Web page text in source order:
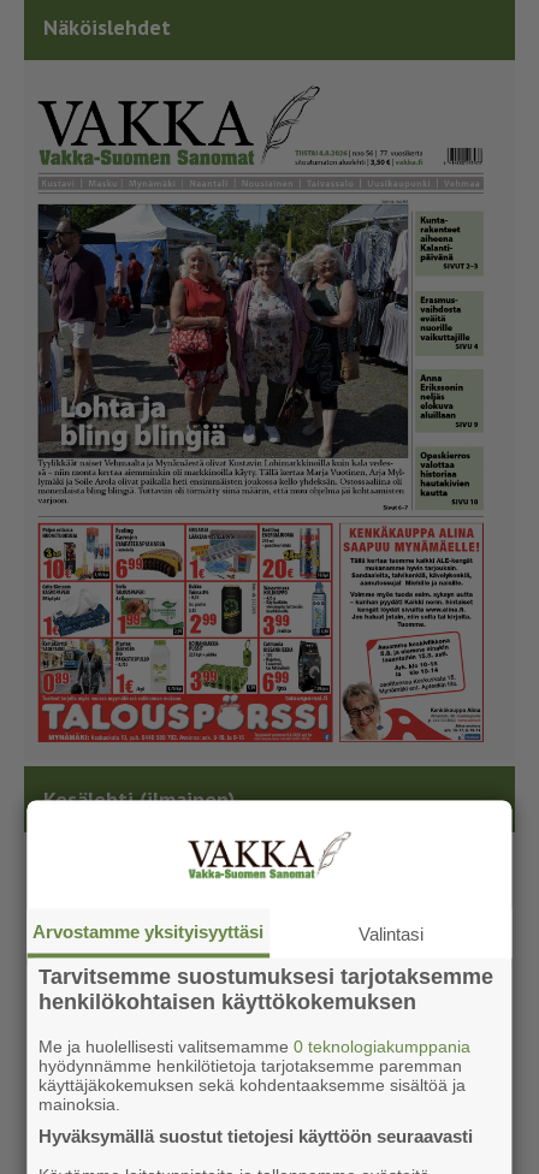
Näköislehdet
Kesälehti (ilmainen)
Arvostamme yksityisyyttäsi Valintasi
Tarvitsemme suostumuksesi tarjotaksemme
henkilökohtaisen käyttökokemuksen
Me ja huolellisesti valitsemamme0 teknologiakumppania
hyödynnämme henkilötietoja tarjotaksemme paremman
käyttäjäkokemuksen sekä kohdentaaksemme sisältöä ja
mainoksia.
Hyväksymällä suostut tietojesi käyttöön seuraavasti